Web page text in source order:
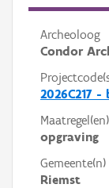
Archeoloog
Condor
2026C217
Maatregel(en)
opgraving
Gemeente(n)
Riemst